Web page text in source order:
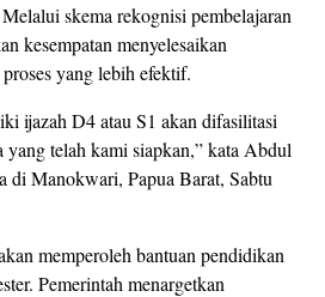
skema rekognisi pembelajaran
kesempatan menyelesaikan
yang lebih efektif.
ijazah D4 atau S1 akan difasilitasi
yang telah kami siapkan,” kata Abdul
di Manokwari, Papua Barat, Sabtu
memperoleh bantuan pendidikan
Pemerintah menargetkan